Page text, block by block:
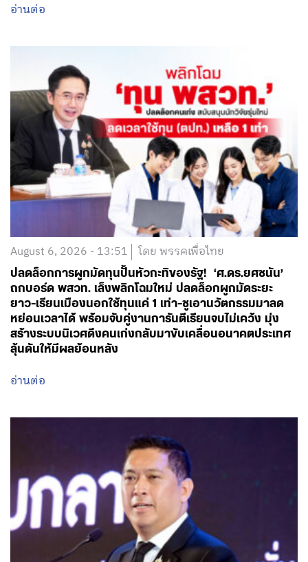
อ่านต่อ
August 6, 2026 - 13:51 โดย พรรคเพื่อไทย
ปลดล็อกการผูกมัดทุนปั้นหัวกะทิของรัฐ! ‘ศ.ดร.ยศชนัน’
ถกบอร์ด พสวท. เล็งพลิกโฉมใหม่ ปลดล็อกผูกมัดระยะ
ยาว-เรียนเมืองนอกใช้ทุนแค่ 1 เท่า-ชูเอานวัตกรรมมาลด
หย่อนเวลาได้ พร้อมจับคู่งานการันตีเรียนจบไม่เคว้ง มุ่ง
สร้างระบบนิเวศดึงคนเก่งกลับมาขับเคลื่อนอนาคตประเทศ
ลุ้นดันให้มีผลย้อนหลัง
อ่านต่อ